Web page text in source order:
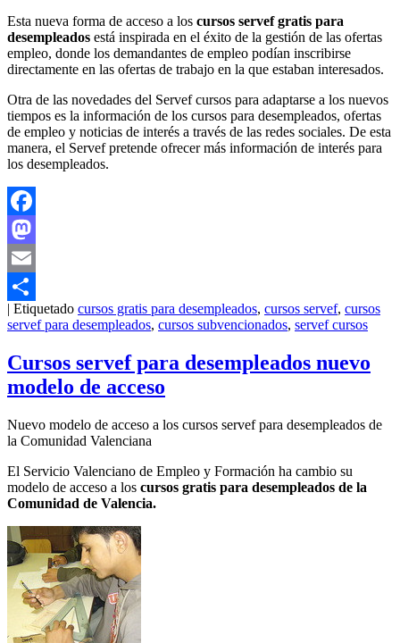
Esta nueva forma de acceso a los cursos servef gratis para
desempleados está inspirada en el éxito de la gestión de las ofertas
empleo, donde los demandantes de empleo podían inscribirse
directamente en las ofertas de trabajo en la que estaban interesados.
Otra de las novedades del Servef cursos para adaptarse a los nuevos
tiempos es la información de los cursos para desempleados, ofertas
de empleo y noticias de interés a través de las redes sociales. De esta
manera, el Servef pretende ofrecer más información de interés para
los desempleados.
Facebook
Mastodon
Email
Compartir
| Etiquetado cursos gratis para desempleados, cursos servef, cursos
servef para desempleados, cursos subvencionados, servef cursos
Cursos servef para desempleados nuevo
modelo de acceso
Nuevo modelo de acceso a los cursos servef para desempleados de
la Comunidad Valenciana
El Servicio Valenciano de Empleo y Formación ha cambio su
modelo de acceso a los cursos gratis para desempleados de la
Comunidad de Valencia.